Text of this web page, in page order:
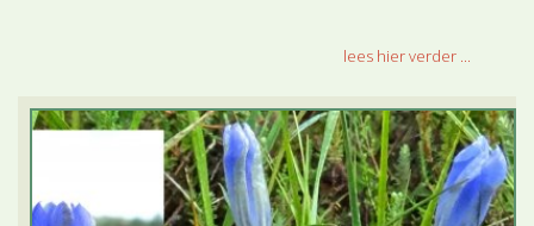
lees hier verder ...